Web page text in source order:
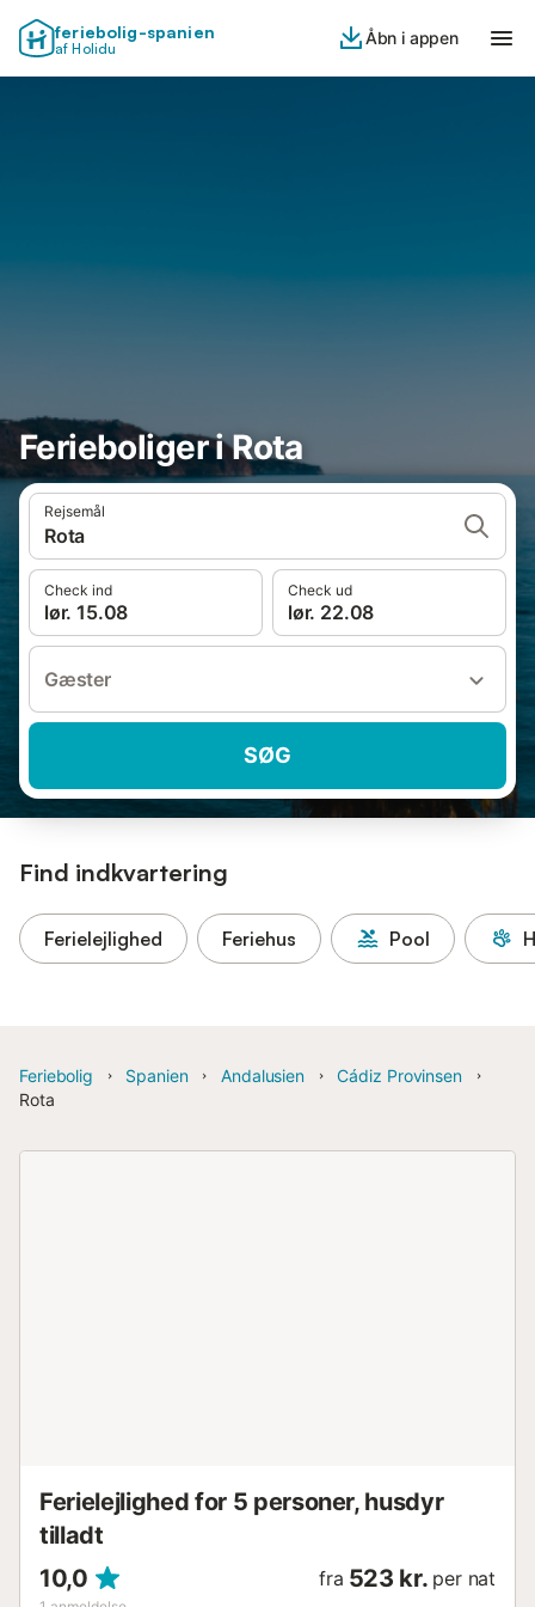
feriebolig-spanien
af Holidu
Åbn i appen
Ferieboliger i Rota
Rejsemål
Rota
Check ind
lør. 15.08
Check ud
lør. 22.08
Gæster
SØG
Find indkvartering
Ferielejlighed Feriehus Pool
Feriebolig Spanien Andalusien
Cádiz Provinsen
Rota
Ferielejlighed for 5 personer, husdyr
tilladt
10,0
fra 523 kr. per nat